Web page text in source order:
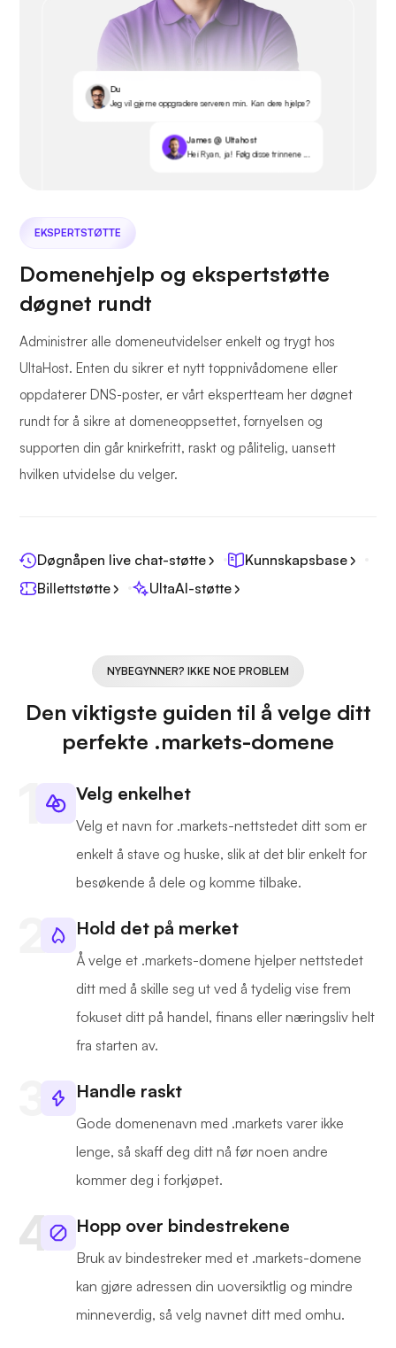
Du
Jeg vil gjerne oppgradere serveren min. Kan dere hjelpe?
James @ Ultahost
Hei Ryan, ja! Følg disse trinnene ...
EKSPERTSTØTTE
Domenehjelp og ekspertstøtte
døgnet rundt
Administrer alle domeneutvidelser enkelt og trygt hos
UltaHost. Enten du sikrer et nytt toppnivådomene eller
oppdaterer DNS-poster, er vårt ekspertteam her døgnet
rundt for å sikre at domeneoppsettet, fornyelsen og
supporten din går knirkefritt, raskt og pålitelig, uansett
hvilken utvidelse du velger.
Døgnåpen live chat-støtte
Kunnskapsbase
Billettstøtte
UltaAI-støtte
NYBEGYNNER? IKKE NOE PROBLEM
Den viktigste guiden til å velge ditt
perfekte .markets-domene
Velg enkelhet
Velg et navn for .markets-nettstedet ditt som er
enkelt å stave og huske, slik at det blir enkelt for
besøkende å dele og komme tilbake.
Hold det på merket
Å velge et .markets-domene hjelper nettstedet
ditt med å skille seg ut ved å tydelig vise frem
fokuset ditt på handel, finans eller næringsliv helt
fra starten av.
Handle raskt
Gode domenenavn med .markets varer ikke
lenge, så skaff deg ditt nå før noen andre
kommer deg i forkjøpet.
Hopp over bindestrekene
Bruk av bindestreker med et .markets-domene
kan gjøre adressen din uoversiktlig og mindre
minneverdig, så velg navnet ditt med omhu.